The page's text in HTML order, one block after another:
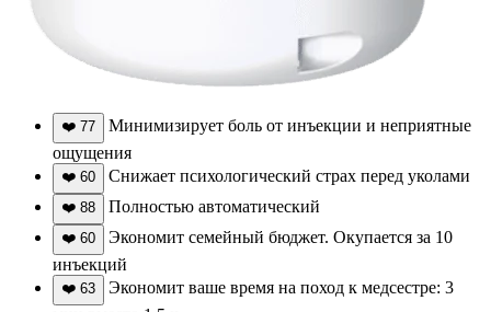
❤️ 77
Минимизирует боль от инъекции и неприятные
ощущения
❤️ 60 Снижает психологический страх перед уколами
❤️ 88 Полностью автоматический
❤️ 60
Экономит семейный бюджет. Окупается за 10
инъекций
❤️ 63
Экономит ваше время на поход к медсестре: 3